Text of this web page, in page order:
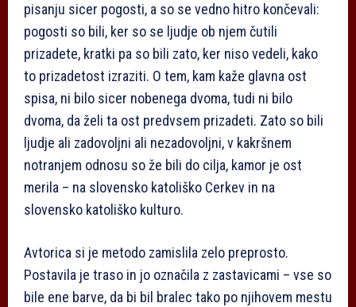
pisanju sicer pogosti, a so se vedno hitro končevali:
pogosti so bili, ker so se ljudje ob njem čutili
prizadete, kratki pa so bili zato, ker niso vedeli, kako
to prizadetost izraziti. O tem, kam kaže glavna ost
spisa, ni bilo sicer nobenega dvoma, tudi ni bilo
dvoma, da želi ta ost predvsem prizadeti. Zato so bili
ljudje ali zadovoljni ali nezadovoljni, v kakršnem
notranjem odnosu so že bili do cilja, kamor je ost
merila – na slovensko katoliško Cerkev in na
slovensko katoliško kulturo.
Avtorica si je metodo zamislila zelo preprosto.
Postavila je traso in jo označila z zastavicami – vse so
bile ene barve, da bi bil bralec tako po njihovem mestu